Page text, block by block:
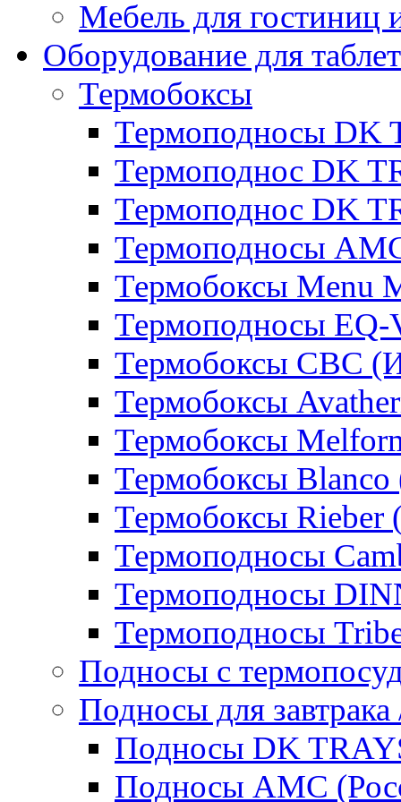
Мебель для гостиниц
Оборудование для
Термобоксы
Термоподносы DK
Термоподнос DK
Термоподнос DK
Термоподносы
Термобоксы Menu
Термоподносы EQ-
Термобоксы CBC
Термобоксы
Термобоксы
Термобоксы Blanco
Термобоксы Rieber
Термоподносы
Термоподносы
Термоподносы
Подносы с
Подносы для завтрака
Подносы DK
Подносы AMC